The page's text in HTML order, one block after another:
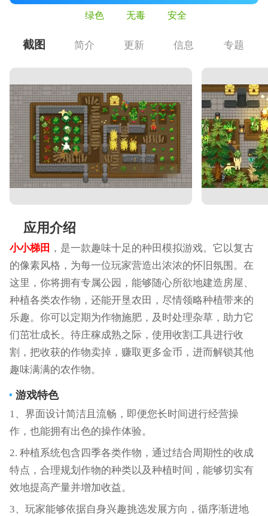
绿色 无毒 安全
截图 简介 更新 信息 专题
应用介绍
小小梯田 ，是一款趣味十足的种田模拟游戏。它以复古
的像素风格，为每一位玩家营造出浓浓的怀旧氛围。在
这里，你将拥有专属公园，能够随心所欲地建造房屋、
种植各类农作物，还能开垦农田，尽情领略种植带来的
乐趣。你可以定期为作物施肥，及时处理杂草，助力它
们茁壮成长。待庄稼成熟之际，使用收割工具进行收
割，把收获的作物卖掉，赚取更多金币，进而解锁其他
趣味满满的农作物。
游戏特色
1、界面设计简洁且流畅，即便您长时间进行经营操
作，也能拥有出色的操作体验。
2. 种植系统包含四季各类作物，通过结合周期性的收成
特点，合理规划作物的种类以及种植时间，能够切实有
效地提高产量并增加收益。
3、玩家能够依据自身兴趣挑选发展方向，循序渐进地